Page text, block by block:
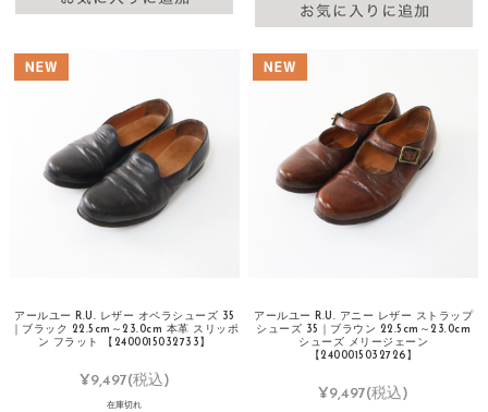
アールユー R.U. レザー オペラシューズ 35
｜ブラック 22.5cm～23.0cm 本革 スリッポ
ン フラット 【2400015032733】
¥9,497(税込)
在庫切れ
アールユー R.U. アニー レザー ストラップ
シューズ 35｜ブラウン 22.5cm～23.0cm
シューズ メリージェーン
【2400015032726】
¥9,497(税込)